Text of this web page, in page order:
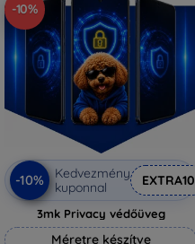
-10%
-10%
Kedvezmény
kuponnal
EXTRA10
3mk Privacy védőüveg
Méretre készítve